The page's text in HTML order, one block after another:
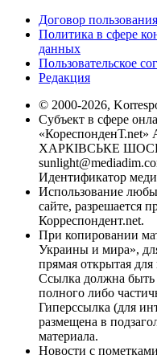
Договор
Политика в сфере
данных
Пользовательское
Редакция
© 2000-2026,
Субъект в сфере
«КореспонденТ.net»
ХАРКІВСЬКЕ ШОСЕ,
Идентификатор
Использование
сайте, разрешается
Корреспондент.net.
При копировании
Украины и мира»,
прямая открытая
Ссылка должна быть
полного либо
Гиперссылка (для
размещена в
материала.
Новости с